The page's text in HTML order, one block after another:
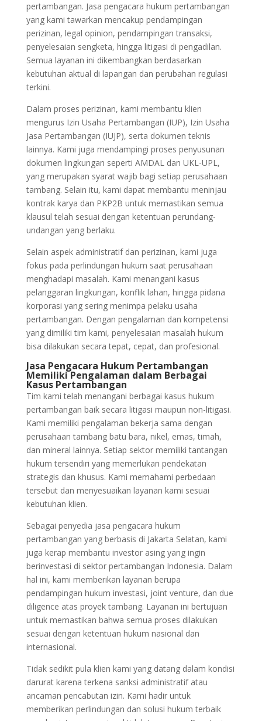
pertambangan. Jasa pengacara hukum pertambangan
yang kami tawarkan mencakup pendampingan
perizinan, legal opinion, pendampingan transaksi,
penyelesaian sengketa, hingga litigasi di pengadilan.
Semua layanan ini dikembangkan berdasarkan
kebutuhan aktual di lapangan dan perubahan regulasi
terkini.
Dalam proses perizinan, kami membantu klien
mengurus Izin Usaha Pertambangan (IUP), Izin Usaha
Jasa Pertambangan (IUJP), serta dokumen teknis
lainnya. Kami juga mendampingi proses penyusunan
dokumen lingkungan seperti AMDAL dan UKL-UPL,
yang merupakan syarat wajib bagi setiap perusahaan
tambang. Selain itu, kami dapat membantu meninjau
kontrak karya dan PKP2B untuk memastikan semua
klausul telah sesuai dengan ketentuan perundang-
undangan yang berlaku.
Selain aspek administratif dan perizinan, kami juga
fokus pada perlindungan hukum saat perusahaan
menghadapi masalah. Kami menangani kasus
pelanggaran lingkungan, konflik lahan, hingga pidana
korporasi yang sering menimpa pelaku usaha
pertambangan. Dengan pengalaman dan kompetensi
yang dimiliki tim kami, penyelesaian masalah hukum
bisa dilakukan secara tepat, cepat, dan profesional.
Jasa Pengacara Hukum Pertambangan
Memiliki Pengalaman dalam Berbagai
Kasus Pertambangan
Tim kami telah menangani berbagai kasus hukum
pertambangan baik secara litigasi maupun non-litigasi.
Kami memiliki pengalaman bekerja sama dengan
perusahaan tambang batu bara, nikel, emas, timah,
dan mineral lainnya. Setiap sektor memiliki tantangan
hukum tersendiri yang memerlukan pendekatan
strategis dan khusus. Kami memahami perbedaan
tersebut dan menyesuaikan layanan kami sesuai
kebutuhan klien.
Sebagai penyedia jasa pengacara hukum
pertambangan yang berbasis di Jakarta Selatan, kami
juga kerap membantu investor asing yang ingin
berinvestasi di sektor pertambangan Indonesia. Dalam
hal ini, kami memberikan layanan berupa
pendampingan hukum investasi, joint venture, dan due
diligence atas proyek tambang. Layanan ini bertujuan
untuk memastikan bahwa semua proses dilakukan
sesuai dengan ketentuan hukum nasional dan
internasional.
Tidak sedikit pula klien kami yang datang dalam kondisi
darurat karena terkena sanksi administratif atau
ancaman pencabutan izin. Kami hadir untuk
memberikan perlindungan dan solusi hukum terbaik